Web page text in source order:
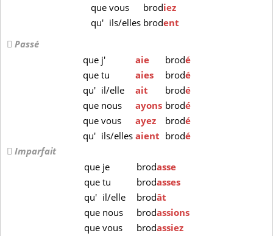
quevous brodiez
qu' ils/elles brodent
Passé
que j' aie brodé
que tu aies brodé
qu' il/elle ait brodé
que nous ayons brodé
que vous ayez brodé
qu' ils/elles aient brodé
Imparfait
que je brodasse
que tu brodasses
qu' il/elle brodât
que nous brodassions
que vous brodassiez